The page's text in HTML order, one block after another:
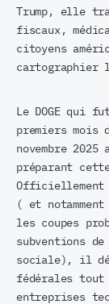
Trump, elle
fiscaux,
citoyens
cartographier
Le DOGE qui
premiers
novembre
préparant
Officiellement
( et
les coupes
subventions
sociale), il
fédérales tout
entreprises